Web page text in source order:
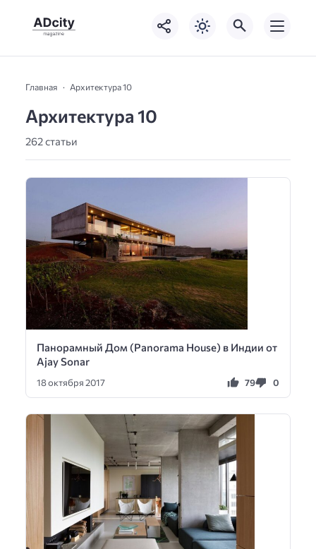
Главная Архитектура 10
Архитектура 10
262 статьи
Панорамный Дом (Panorama House) в Индии от
Ajay Sonar
18 октября 2017 79 0